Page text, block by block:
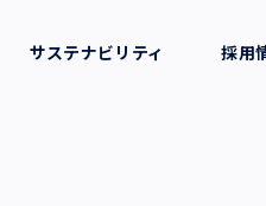
サステナビリティ 採用